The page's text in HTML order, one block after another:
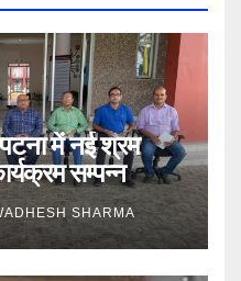
में नई श्रम
सम्पन्न
SHARMA